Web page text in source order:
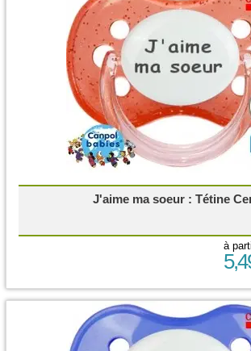
J'aime ma soeur : Tétine
à